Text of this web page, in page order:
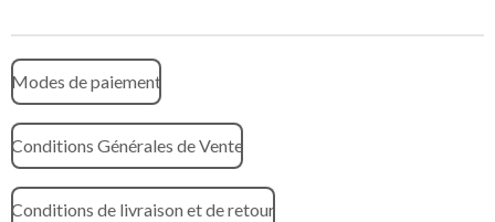
Modes de paiement
Conditions Générales de Vente
Conditions de livraison et de retour